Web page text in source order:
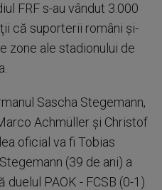
FRF s-au vândut 3.000
că suporterii români şi-
zone ale stadionului de
Sascha Stegemann,
Achmüller şi Christof
oficial va fi Tobias
(39 de ani) a
PAOK - FCSB (0-1).